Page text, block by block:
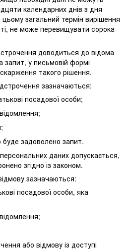
календарних днів з дня
загальний термін вирішення
не може перевищувати сорока
доводиться до відома
запит, у письмовій формі
такого рішення.
зазначаються:
посадової особи;
буде задоволено запит.
даних допускається,
згідно із законом.
зазначаються:
посадової особи, яка
або відмову із доступі